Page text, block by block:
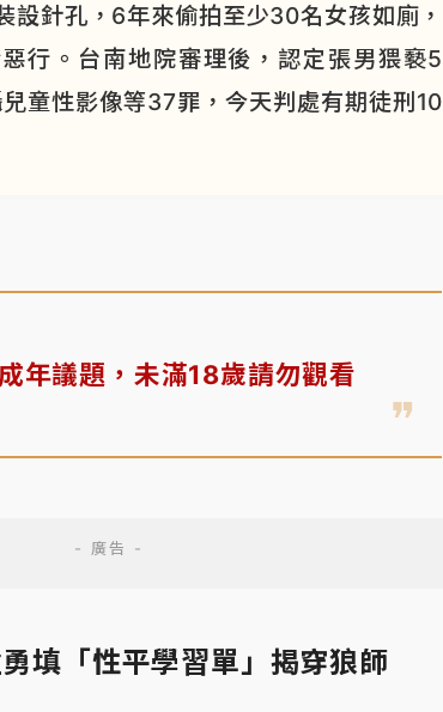
設針孔，6年來偷拍至少30名女孩如廁，
行。台南地院審理後，認定張男猥褻5
童性影像等37罪，今天判處有期徒刑10
年議題，未滿18歲請勿觀看
填「性平學習單」揭穿狼師